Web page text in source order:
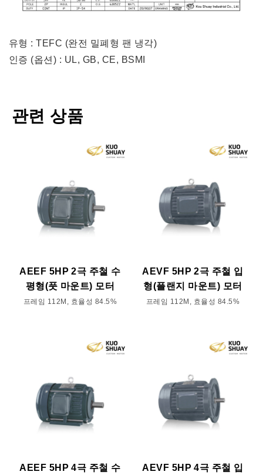
유형 : TEFC (완전 밀폐형 팬 냉각)
인증 (옵션) : UL, GB, CE, BSMI
관련 상품
AEEF 5HP 2극 주철 수
평형(풋 마운트) 모터
프레임 112M, 효율성 84.5%
AEVF 5HP 2극 주철 입
형(플랜지 마운트) 모터
프레임 112M, 효율성 84.5%
AEEF 5HP 4극 주철 수
AEVF 5HP 4극 주철 입